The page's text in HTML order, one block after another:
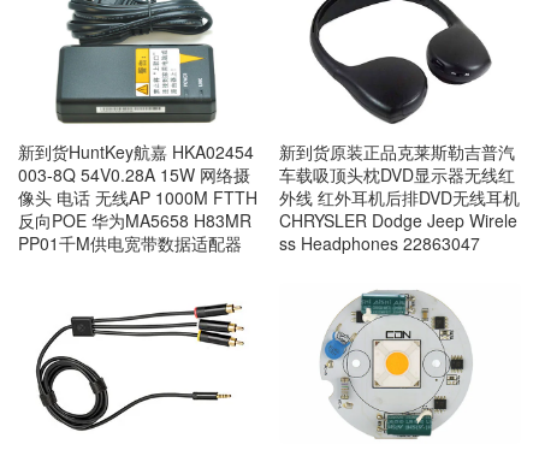
新到货HuntKey航嘉 HKA02454
003-8Q 54V0.28A 15W 网络摄
像头 电话 无线AP 1000M FTTH
反向POE 华为MA5658 H83MR
PP01千M供电宽带数据适配器
新到货原装正品克莱斯勒吉普汽
车载吸顶头枕DVD显示器无线红
外线 红外耳机后排DVD无线耳机
CHRYSLER Dodge Jeep Wirele
ss Headphones 22863047